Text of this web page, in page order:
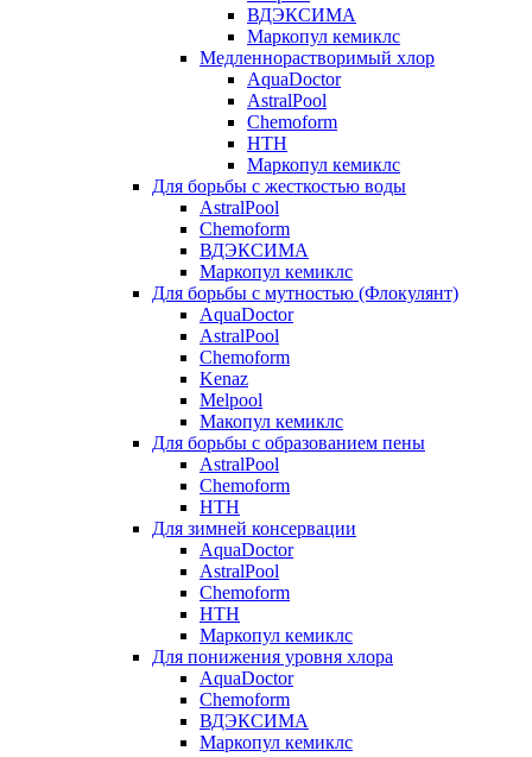
ВДЭКСИМА
Маркопул кемиклс
Медленнорастворимый хлор
AquaDoctor
AstralPool
Chemoform
HTH
Маркопул кемиклс
Для борьбы с жесткостью воды
AstralPool
Chemoform
ВДЭКСИМА
Маркопул кемиклс
Для борьбы с мутностью (Флокулянт)
AquaDoctor
AstralPool
Chemoform
Kenaz
Melpool
Макопул кемиклс
Для борьбы с образованием пены
AstralPool
Chemoform
HTH
Для зимней консервации
AquaDoctor
AstralPool
Chemoform
HTH
Маркопул кемиклс
Для понижения уровня хлора
AquaDoctor
Chemoform
ВДЭКСИМА
Маркопул кемиклс